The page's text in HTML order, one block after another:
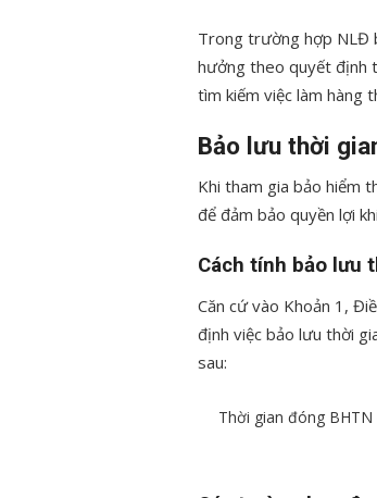
Trong trường hợp NLĐ
hưởng theo quyết định
tìm kiếm việc làm hàng
Bảo lưu thời
Khi tham gia bảo hiểm
để đảm bảo quyền lợi
Cách tính bảo lưu
Căn cứ vào Khoản 1,
định việc bảo lưu thời
sau:
Thời gian đóng